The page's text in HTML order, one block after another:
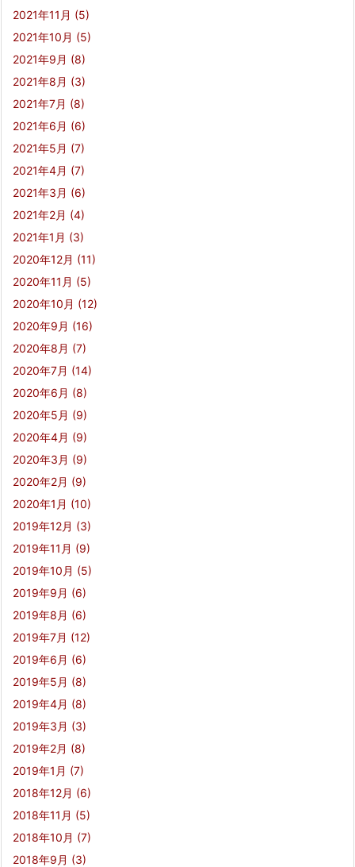
2021年11月 (5)
2021年10月 (5)
2021年9月 (8)
2021年8月 (3)
2021年7月 (8)
2021年6月 (6)
2021年5月 (7)
2021年4月 (7)
2021年3月 (6)
2021年2月 (4)
2021年1月 (3)
2020年12月 (11)
2020年11月 (5)
2020年10月 (12)
2020年9月 (16)
2020年8月 (7)
2020年7月 (14)
2020年6月 (8)
2020年5月 (9)
2020年4月 (9)
2020年3月 (9)
2020年2月 (9)
2020年1月 (10)
2019年12月 (3)
2019年11月 (9)
2019年10月 (5)
2019年9月 (6)
2019年8月 (6)
2019年7月 (12)
2019年6月 (6)
2019年5月 (8)
2019年4月 (8)
2019年3月 (3)
2019年2月 (8)
2019年1月 (7)
2018年12月 (6)
2018年11月 (5)
2018年10月 (7)
2018年9月 (3)